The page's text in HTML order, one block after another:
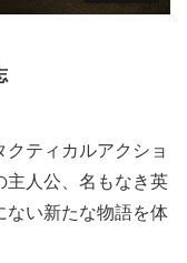
ティカルアクショ
主人公、名もなき英
ない新たな物語を体